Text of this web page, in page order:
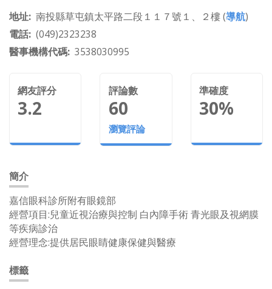
地址 南投縣草屯鎮太平路二段１１７號１、２樓 (導航)
電話 (049)2323238
醫事機構代碼 3538030995
網友評分
3.2
評論數
60
瀏覽評論
準確度
30%
簡介
嘉信眼科診所附有眼鏡部
經營項目:兒童近視治療與控制 白內障手術 青光眼及視網膜
等疾病診治
經營理念:提供居民眼睛健康保健與醫療
標籤